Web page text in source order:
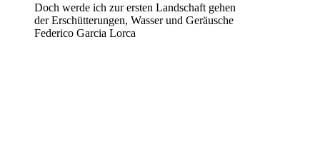
Doch werde ich zur ersten Landschaft gehen
der Erschütterungen, Wasser und Geräusche
Federico Garcia Lorca